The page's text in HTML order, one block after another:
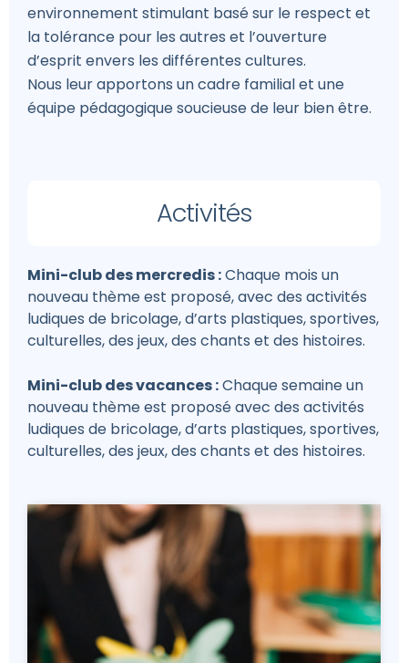
environnement stimulant basé sur le respect et
la tolérance pour les autres et l’ouverture
d’esprit envers les différentes cultures.
Nous leur apportons un cadre familial et une
équipe pédagogique soucieuse de leur bien être.
Activités
Mini-club des mercredis :Chaque mois un
nouveau thème est proposé, avec des activités
ludiques de bricolage, d’arts plastiques, sportives,
culturelles, des jeux, des chants et des histoires.
Mini-club des vacances :Chaque semaine un
nouveau thème est proposé avec des activités
ludiques de bricolage, d’arts plastiques, sportives,
culturelles, des jeux, des chants et des histoires.